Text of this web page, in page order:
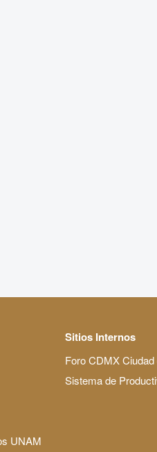
UNAM
Sitios Internos
Foro CDMX
Sistema de